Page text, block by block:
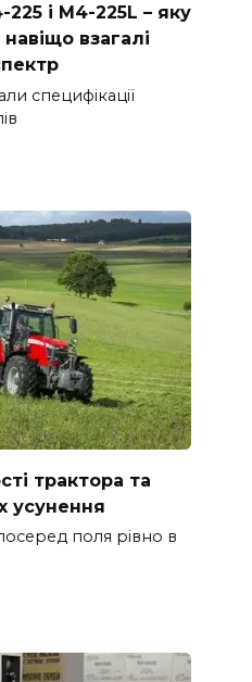
і M4-225L – яку
взагалі
специфікації
трактора та
усунення
поля рівно в